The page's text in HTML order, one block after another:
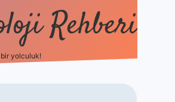
Rehberi
yolculuk!